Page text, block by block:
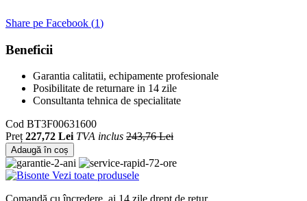
Share pe Facebook (1)
Beneficii
Garantia calitatii, echipamente profesionale
Posibilitate de returnare in 14 zile
Consultanta tehnica de specialitate
Cod BT3F00631600
Preț 227,72 Lei TVA inclus 243,76 Lei
Adaugă în coș
Vezi toate produsele